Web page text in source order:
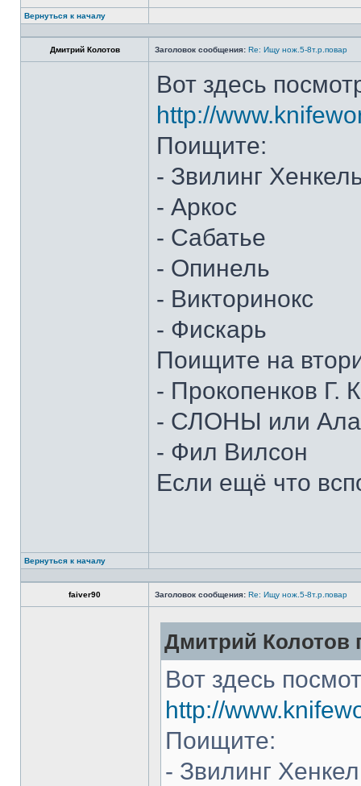
Вернуться к началу
Дмитрий Колотов Заголовок сообщения: Re: Ищу нож.5-8т.р.повар
Вот здесь
http://
Поищите:
- Звилинг
- Аркос
- Сабатье
- Опинель
- Викторинокс
- Фискарь
Поищите на
- Прокопенков Г.
- СЛОНЫ или
- Фил Вилсон
Если ещё что
Вернуться к началу
faiver90 Заголовок сообщения: Re: Ищу нож.5-8т.р.повар
Дмитрий Колотов
Вот здесь
http://
Поищите:
- Звилинг